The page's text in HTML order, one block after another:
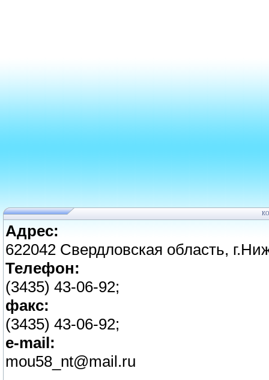
Адрес:
622042 Свердловская область,
Телефон:
(3435) 43-06-92;
факс:
(3435) 43-06-92;
e-mail:
mou58_nt@mail.ru